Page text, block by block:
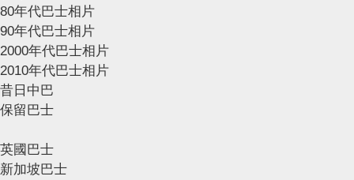
80年代巴士相片
90年代巴士相片
2000年代巴士相片
2010年代巴士相片
昔日中巴
保留巴士
英國巴士
新加坡巴士